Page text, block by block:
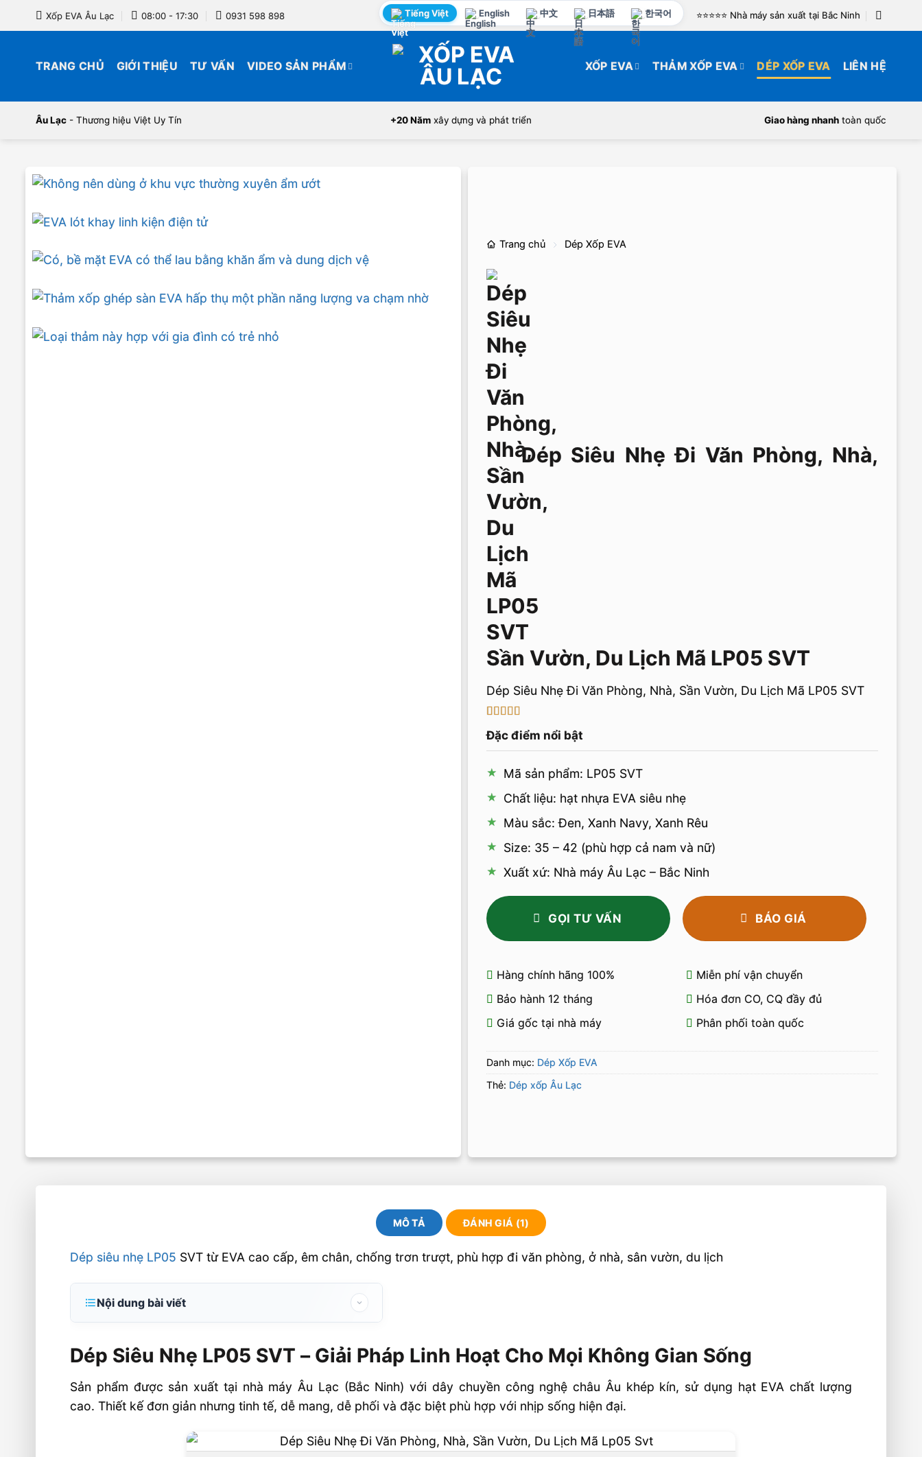
qua
Xốp EVA Âu Lạc 08:00 - 17:30 0931 598 898 Tiếng Việt English 中文 日本語 한국어 ⭐️⭐️⭐️⭐️⭐️ Nhà máy sản xuất tại Bắc Ninh
TRANG CHỦ GIỚI THIỆU TƯ VẤN VIDEO SẢN PHẨM XỐP EVA THẢM XỐP EVA DÉP XỐP EVA LIÊN HỆ
Âu Lạc - Thương hiệu Việt Uy Tín +20 Năm xây dựng và phát triển Giao hàng nhanh toàn quốc
Trang chủ Dép Xốp EVA
Dép Siêu Nhẹ Đi Văn Phòng, Nhà,
Sần Vườn, Du Lịch Mã LP05 SVT
Dép Siêu Nhẹ Đi Văn Phòng, Nhà, Sần Vườn, Du Lịch Mã LP05 SVT
trên 5 dựa
trênđánh
giá
Đặc điểm nổi bật
Mã sản phẩm: LP05 SVT
Chất liệu: hạt nhựa EVA siêu nhẹ
Màu sắc: Đen, Xanh Navy, Xanh Rêu
Size: 35 – 42 (phù hợp cả nam và nữ)
Xuất xứ: Nhà máy Âu Lạc – Bắc Ninh
GỌI TƯ VẤN BÁO GIÁ
Hàng chính hãng 100%
Miễn phí vận chuyển
Bảo hành 12 tháng
Hóa đơn CO, CQ đầy đủ
Giá gốc tại nhà máy
Phân phối toàn quốc
Danh mục: Dép Xốp EVA
Thẻ: Dép xốp Âu Lạc
MÔ TẢ ĐÁNH GIÁ (1)
Dép siêu nhẹ LP05 SVT từ EVA cao cấp, êm chân, chống trơn trượt, phù hợp đi văn phòng, ở nhà, sân vườn, du lịch
Nội dung bài viết
Mọi Không Gian Sống
Điểm Nổi Bật Của Dép LP05 SVT
🏭 Sản xuất và phân phối toàn quốc
Dép Siêu Nhẹ LP05 SVT – Giải Pháp Linh Hoạt Cho Mọi Không Gian Sống
Sản phẩm được sản xuất tại nhà máy Âu Lạc (Bắc Ninh) với dây chuyền công nghệ châu Âu khép kín, sử dụng hạt EVA chất lượng
cao. Thiết kế đơn giản nhưng tinh tế, dễ mang, dễ phối và đặc biệt phù hợp với nhịp sống hiện đại.